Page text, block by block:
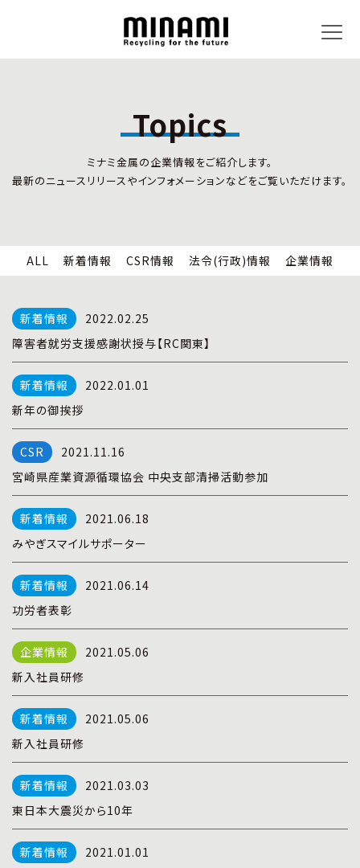
CSR情報
企業情報
全国事業所紹介
事業内容
リサイクルサービス
小型家電リサイクル法
全国の回収対応
Topics
ミナミ金属の企業情報をご紹介します。
最新のニュースリリースやインフォメーションなどをご覧いただけます。
ALL 新着情報 CSR情報 法令(行政)情報 企業情報
2022.02.25
障害者就労支援感謝状授与【RC関東】
2022.01.01
新年の御挨拶
2021.11.16
宮崎県産業資源循環協会 中央支部清掃活動参加
2021.06.18
みやぎスマイルサポーター
2021.06.14
功労者表彰
2021.05.06
新入社員研修
2021.05.06
新入社員研修
2021.03.03
東日本大震災から10年
2021.01.01